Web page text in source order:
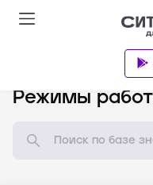
Режимы